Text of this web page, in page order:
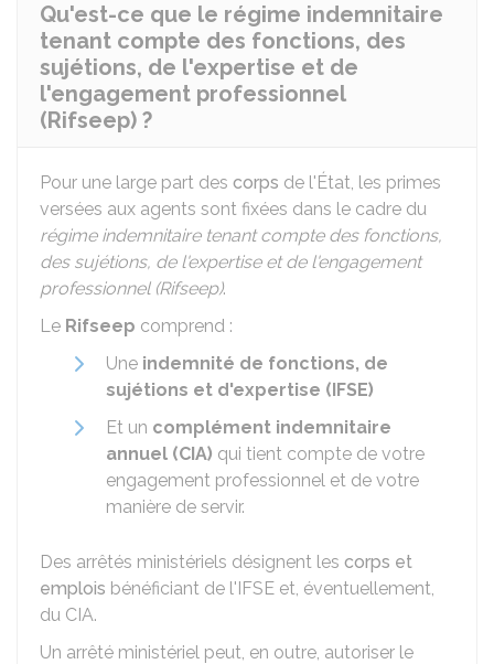
Qu'est-ce que le régime indemnitaire
tenant compte des fonctions, des
sujétions, de l'expertise et de
l'engagement professionnel
(Rifseep) ?
Pour une large part des corps de l'État, les primes
versées aux agents sont fixées dans le cadre du
régime indemnitaire tenant compte des fonctions,
des sujétions, de l'expertise et de l'engagement
professionnel (Rifseep).
Le Rifseep comprend :
Une indemnité de fonctions, de
sujétions et d'expertise (IFSE)
Et un complément indemnitaire
annuel (CIA) qui tient compte de votre
engagement professionnel et de votre
manière de servir.
Des arrêtés ministériels désignent les corps et
emplois bénéficiant de l'IFSE et, éventuellement,
du CIA.
Un arrêté ministériel peut, en outre, autoriser le